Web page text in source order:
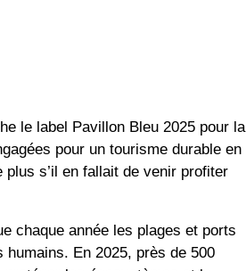
le label Pavillon Bleu 2025 pour la
pour un tourisme durable en
plus s’il en fallait de venir profiter
chaque année les plages et ports
humains. En 2025, près de 500